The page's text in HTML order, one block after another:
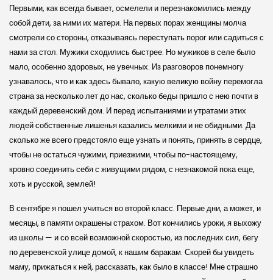
Первыми, как всегда бывает, осмелели и перезнакомились между
собой дети, за ними их матери. На первых порах женщины молча
смотрели со стороны, отказываясь переступать порог или садиться с
нами за стол. Мужики сходились быстрее. Но мужиков в селе было
мало, особенно здоровых, не увечных. Из разговоров понемногу
узнавалось, что и как здесь бывало, какую великую войну перемогла
страна за несколько лет до нас, сколько беды пришло с нею почти в
каждый деревенский дом. И перед испытаниями и утратами этих
людей собственные лишенья казались мелкими и не обидными. Да
сколько же всего предстояло еще узнать и понять, принять в сердце,
чтобы не остаться чужими, приезжими, чтобы по-настоящему,
кровно соединить себя с живущими рядом, с незнакомой пока еще,
хоть и русской, землей!
В сентябре я пошел учиться во второй класс. Первые дни, а может, и
месяцы, в памяти окрашены страхом. Вот кончились уроки, я выхожу
из школы — и со всей возможной скоростью, из последних сил, бегу
по деревенской улице домой, к нашим баракам. Скорей бы увидеть
маму, прижаться к ней, рассказать, как было в классе! Мне страшно